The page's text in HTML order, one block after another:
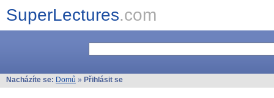
SuperLectures.com
Nacházíte se: Domů » Přihlásit se